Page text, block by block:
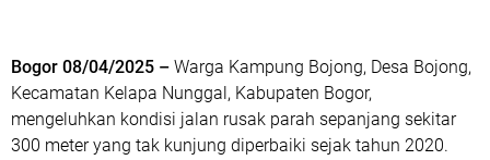
Bogor 08/04/2025 – Warga Kampung Bojong, Desa Bojong,
Kecamatan Kelapa Nunggal, Kabupaten Bogor,
mengeluhkan kondisi jalan rusak parah sepanjang sekitar
300 meter yang tak kunjung diperbaiki sejak tahun 2020.